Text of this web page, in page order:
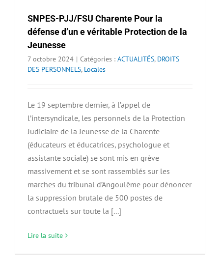
SNPES-PJJ/FSU Charente Pour la
défense d’un e véritable Protection de la
Jeunesse
7 octobre 2024 | Catégories : ACTUALITÉS, DROITS
DES PERSONNELS, Locales
Le 19 septembre dernier, à l’appel de
l’intersyndicale, les personnels de la Protection
Judiciaire de la Jeunesse de la Charente
(éducateurs et éducatrices, psychologue et
assistante sociale) se sont mis en grève
massivement et se sont rassemblés sur les
marches du tribunal d’Angoulême pour dénoncer
la suppression brutale de 500 postes de
contractuels sur toute la [...]
Lire la suite